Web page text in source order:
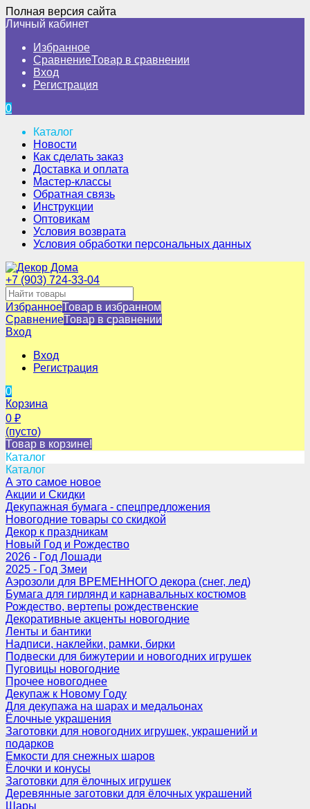
Полная версия сайта
Личный кабинет
Избранное
СравнениеТовар в сравнении
Вход
Регистрация
0
Каталог
Новости
Как сделать заказ
Доставка и оплата
Мастер-классы
Обратная связь
Инструкции
Оптовикам
Условия возврата
Условия обработки персональных данных
+7 (903) 724-33-04
ИзбранноеТовар в избранном
СравнениеТовар в сравнении
Вход
Вход
Регистрация
0
Корзина
0 ₽
(пусто)
Товар в корзине!
Каталог
Каталог
А это самое новое
Акции и Скидки
Декупажная бумага - спецпредложения
Новогодние товары со скидкой
Декор к праздникам
Новый Год и Рождество
2026 - Год Лошади
2025 - Год Змеи
Аэрозоли для ВРЕМЕННОГО декора (снег, лед)
Бумага для гирлянд и карнавальных костюмов
Рождество, вертепы рождественские
Декоративные акценты новогодние
Ленты и бантики
Надписи, наклейки, рамки, бирки
Подвески для бижутерии и новогодних игрушек
Пуговицы новогодние
Прочее новогоднее
Декупаж к Новому Году
Для декупажа на шарах и медальонах
Ёлочные украшения
Заготовки для новогодних игрушек, украшений и
подарков
Емкости для снежных шаров
Ёлочки и конусы
Заготовки для ёлочных игрушек
Деревянные заготовки для ёлочных украшений
Шары